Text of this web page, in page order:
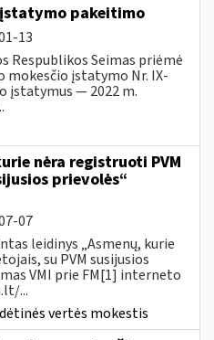
įstatymo pakeitimo
13
Respublikos Seimas priėmė
mokesčio įstatymo Nr. IX-
įstatymus — 2022 m.
nėra registruoti PVM
prievolės“
07
leidinys „Asmenų, kurie
su PVM susijusios
VMI prie FM[1] interneto
...
vertės mokestis